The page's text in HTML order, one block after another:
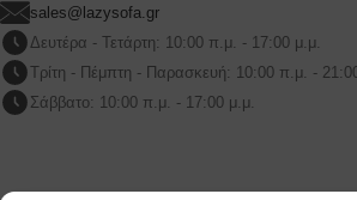
sales@lazysofa.gr
Δευτέρα - Τετάρτη: 10:00 π.μ. - 17:00 μ.μ.
Τρίτη - Πέμπτη - Παρασκευή: 10:00 π.μ. -
Σάββατο: 10:00 π.μ. - 17:00 μ.μ.